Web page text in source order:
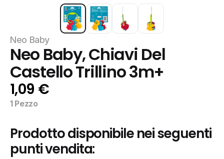
Neo Baby
Neo Baby, Chiavi Del
Castello Trillino 3m+
1,09 €
1 Pezzo
Prodotto disponibile nei seguenti
punti vendita: